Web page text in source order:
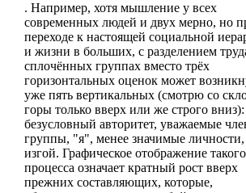
. Например, хотя мышление у всех
современных людей и двух мерно, но
переходе к настоящей социальной
и жизни в больших, с разделением
сплочённых группах вместо трёх
горизонтальных оценок может
уже пять вертикальных (смотрю со
горы только вверх или же строго вниз):
безусловный авторитет, уважаемые
группы, "я", менее значимые личности,
изгой. Графическое отображение такого
процесса означает кратный рост вверх
прежних составляющих, которые,